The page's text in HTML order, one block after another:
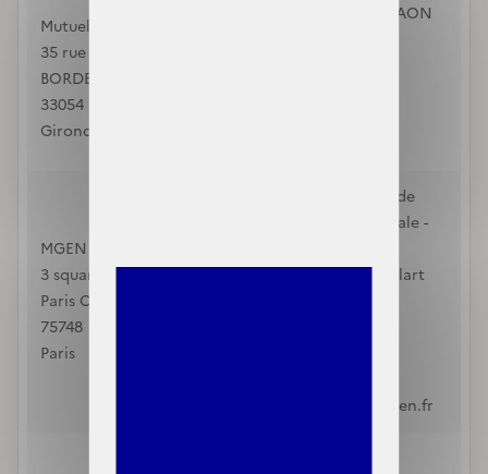
Mutuelle Ociane
35 rue Claude Bonnier
BORDEAUX CEDEX
33054
Gironde
Agence Matmut - LAON
MGEN
3 square Max-Hymans
Paris Cedex 15
75748
Paris
Mutuelle Générale de
l'Education Nationale -
1 rue Fernand Thuillart
monconseiller@mgen.fr